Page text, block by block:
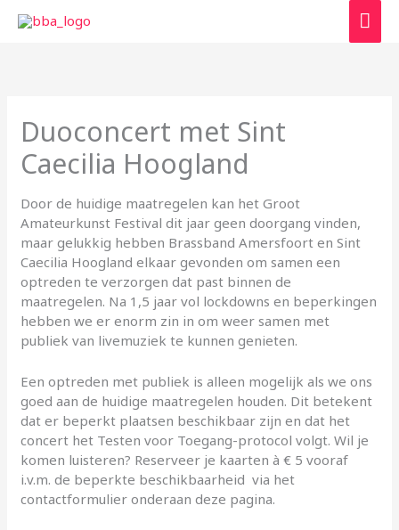
naar
Duoconcert met Sint
Caecilia Hoogland
Door de huidige maatregelen kan het Groot
Amateurkunst Festival dit jaar geen doorgang vinden,
maar gelukkig hebben Brassband Amersfoort en Sint
Caecilia Hoogland elkaar gevonden om samen een
optreden te verzorgen dat past binnen de
maatregelen. Na 1,5 jaar vol lockdowns en beperkingen
hebben we er enorm zin in om weer samen met
publiek van livemuziek te kunnen genieten.
Een optreden met publiek is alleen mogelijk als we ons
goed aan de huidige maatregelen houden. Dit betekent
dat er beperkt plaatsen beschikbaar zijn en dat het
concert het Testen voor Toegang-protocol volgt. Wil je
komen luisteren? Reserveer je kaarten à € 5 vooraf
i.v.m. de beperkte beschikbaarheid via het
contactformulier onderaan deze pagina.